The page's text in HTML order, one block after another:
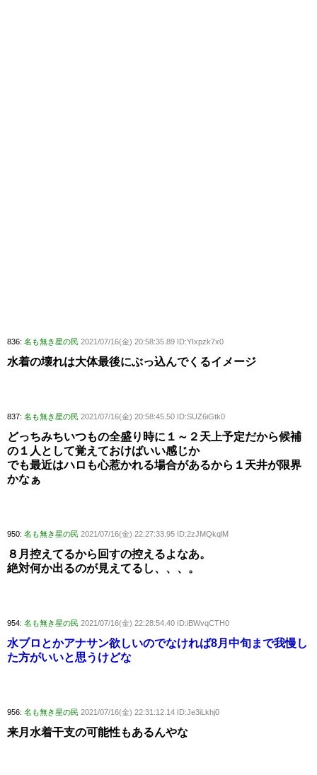
836: 名も無き星の民 2021/07/16(金) 20:58:35.89 ID:YIxpzk7x0
水着の壊れは大体最後にぶっ込んでくるイメージ
837: 名も無き星の民 2021/07/16(金) 20:58:45.50 ID:SUZ6iGtk0
どっちみちいつもの全盛り時に１～２天上予定だから候補
の１人として覚えておけばいい感じか
でも最近はハロも心惹かれる場合があるから１天井が限界
かなぁ
950: 名も無き星の民 2021/07/16(金) 22:27:33.95 ID:2zJMQkqlM
８月控えてるから回すの控えるよなあ。
絶対何か出るのが見えてるし、、、。
954: 名も無き星の民 2021/07/16(金) 22:28:54.40 ID:iBWvqCTH0
水ブロとかアナサン欲しいのでなければ8月中旬まで我慢し
た方がいいと思うけどな
956: 名も無き星の民 2021/07/16(金) 22:31:12.14 ID:Je3iLkhj0
来月水着干支の可能性もあるんやな